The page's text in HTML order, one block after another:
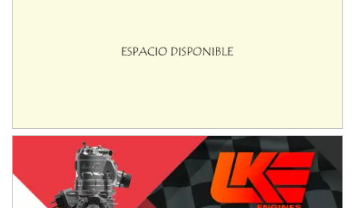
PATAGONICO - F6
Moto Club Reginense (Tierra)
Gral. E. Godoy (Río Negro)
CSK - F7
Juventud Unida (Tierra)